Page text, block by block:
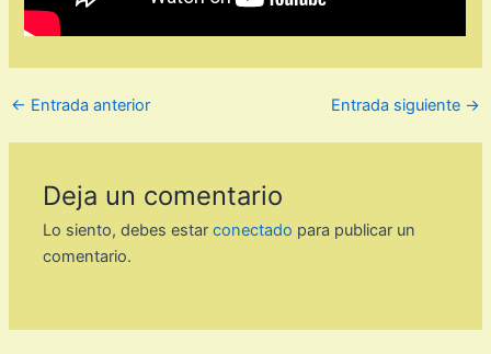
← Entrada anterior Entrada siguiente →
Deja un comentario
Lo siento, debes estarconectado para publicar un
comentario.